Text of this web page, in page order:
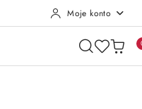
Moje konto